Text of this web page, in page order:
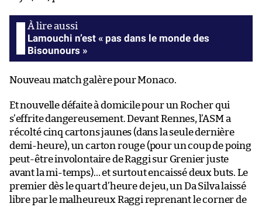
Lamouchi n’est « pas dans le monde des
Bisounours »
Nouveau match galère pour Monaco.
Et nouvelle défaite à domicile pour un Rocher qui
s’effrite dangereusement. Devant Rennes, l’ASM a
récolté cinq cartons jaunes (dans la seule dernière
demi-heure), un carton rouge (pour un coup de poing
peut-être involontaire de Raggi sur Grenier juste
avant la mi-temps)… et surtout encaissé deux buts. Le
premier dès le quart d’heure de jeu, un Da Silva laissé
libre par le malheureux Raggi reprenant le corner de